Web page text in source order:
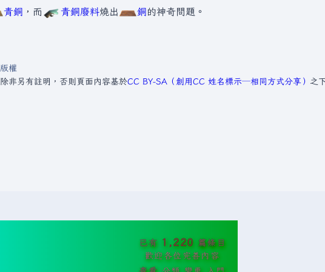
青銅 ，而 青銅廢料燒出 銅的神奇問題。
版權
除非另有註明，否則頁面內容基於CC BY-SA（創用CC 姓名標示─相同方式分享） 之
已有 1,220 篇條目
歡迎各位完善內容